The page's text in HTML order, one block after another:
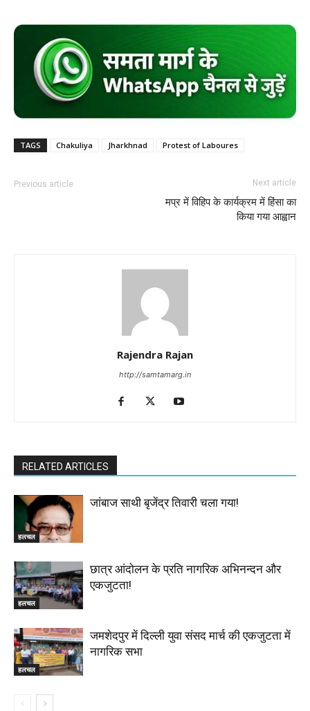
TAGS Chakuliya Jharkhnad Protest of Laboures
Previous article Next article
मप्र में विहिप के कार्यक्रम में हिंसा का
किया गया आह्वान
Rajendra Rajan
http://samtamarg.in
RELATED ARTICLES
हलचल
जांबाज साथी बृजेंद्र तिवारी चला गया!
हलचल
छात्र आंदोलन के प्रति नागरिक अभिनन्दन और
एकजुटता!
हलचल
जमशेदपुर में दिल्ली युवा संसद मार्च की एकजुटता में
नागरिक सभा